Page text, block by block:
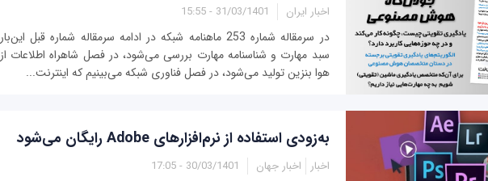
اخبار ایران 31/03/1401 - 15:55
در سرمقاله شماره 253 ماهنامه شبکه در ادامه سرمقاله شماره قبل این‌بار
سبد مهارت و شناسنامه مهارت بررسی می‌شود، در فصل شاهراه اطلاعات از
هوا بنزین تولید می‌شود، در فصل فناوری شبکه می‌بینیم که اینترنت...
به‌زودی استفاده از نرم‌افزارهای Adobe رایگان می‌شود
اخبار اخبار جهان 30/03/1401 - 17:05